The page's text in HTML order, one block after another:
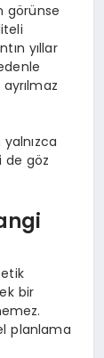
görünse
yıllar
de göz
bir
planlama